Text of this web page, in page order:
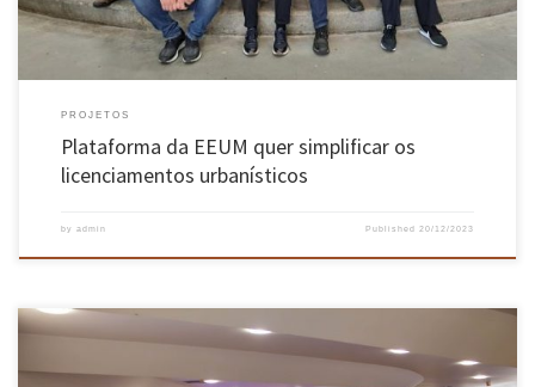
PROJETOS
Plataforma da EEUM quer simplificar os
licenciamentos urbanísticos
by admin Published 20/12/2023